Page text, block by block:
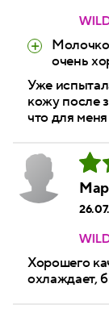
Молочко
очень
Уже
кожу после
что для
Хорошего
охлаждает,